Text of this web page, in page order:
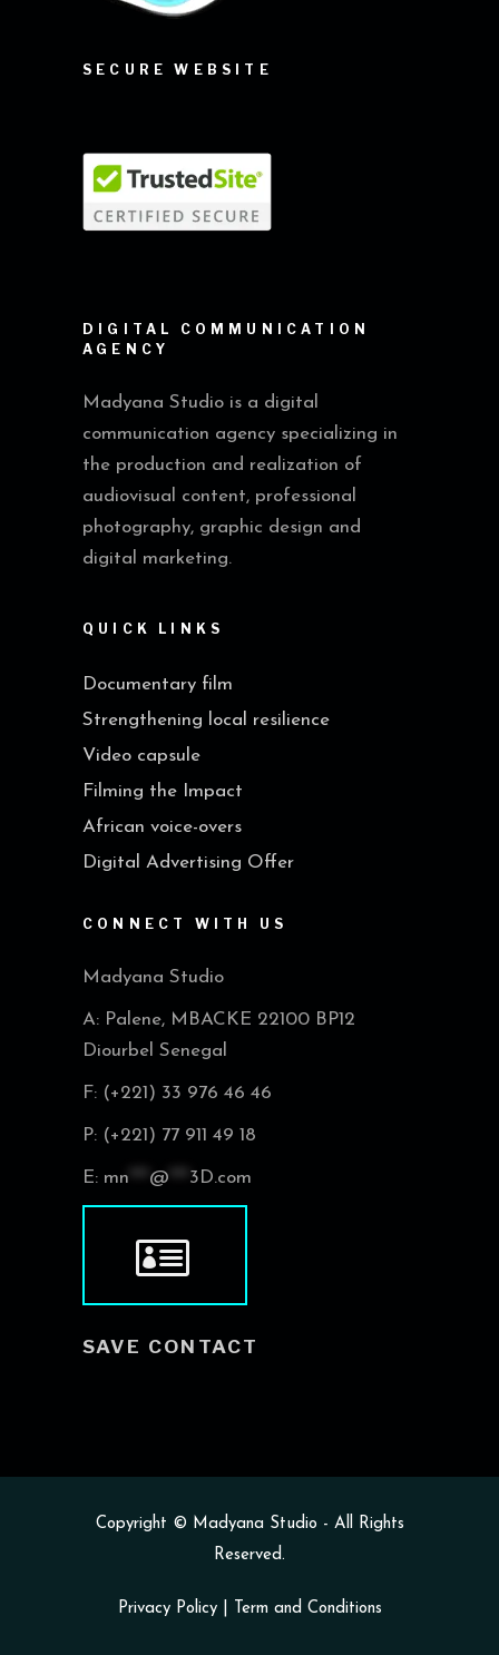
SECURE WEBSITE
DIGITAL COMMUNICATION
AGENCY
Madyana Studio is a digital
communication agency specializing in
the production and realization of
audiovisual content, professional
photography, graphic design and
digital marketing.
QUICK LINKS
Documentary film
Strengthening local resilience
Video capsule
Filming the Impact
African voice-overs
Digital Advertising Offer
CONNECT WITH US
Madyana Studio
A: Palene, MBACKE 22100 BP12
Diourbel Senegal
F: (+221) 33 976 46 46
P: (+221) 77 911 49 18
E: mn *** @ *** 3D.com
SAVE CONTACT
Copyright © Madyana Studio - All Rights
Reserved.
Privacy Policy| Term and Conditions